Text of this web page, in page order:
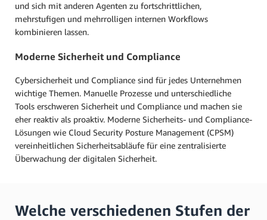
und sich mit anderen Agenten zu fortschrittlichen,
mehrstufigen und mehrrolligen internen Workflows
kombinieren lassen.
Moderne Sicherheit und Compliance
Cybersicherheit und Compliance sind für jedes Unternehmen
wichtige Themen. Manuelle Prozesse und unterschiedliche
Tools erschweren Sicherheit und Compliance und machen sie
eher reaktiv als proaktiv. Moderne Sicherheits- und Compliance-
Lösungen wie Cloud Security Posture Management (CPSM)
vereinheitlichen Sicherheitsabläufe für eine zentralisierte
Überwachung der digitalen Sicherheit.
Welche verschiedenen Stufen der